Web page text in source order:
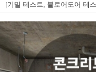
[기밀 테스트, 블로어도어 테